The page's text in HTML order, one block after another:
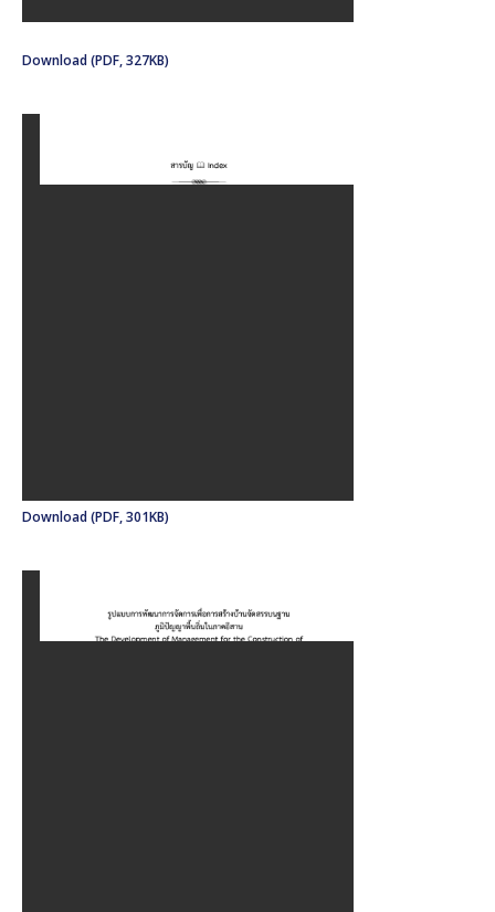
Download (PDF, 327KB)
Download (PDF, 301KB)